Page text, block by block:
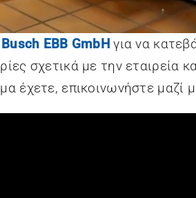
EBB GmbH για να
σχετικά με την εταιρεία
έχετε, επικοινωνήστε